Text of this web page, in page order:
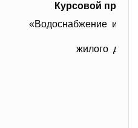
Курсовой проект
«Водоснабжение и
жилого